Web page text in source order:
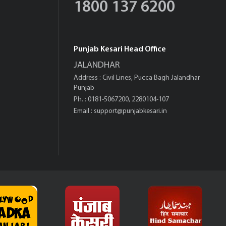
1800 137 6200
Punjab Kesari Head Office
JALANDHAR
Address : Civil Lines, Pucca Bagh Jalandhar
Punjab
Ph. : 0181-5067200, 2280104-107
Email : support@punjabkesari.in